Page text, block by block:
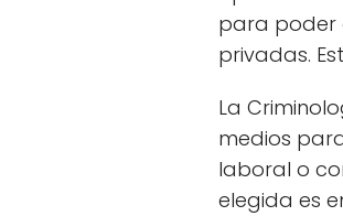
para poder
privadas.
La
medios
laboral o
elegida es